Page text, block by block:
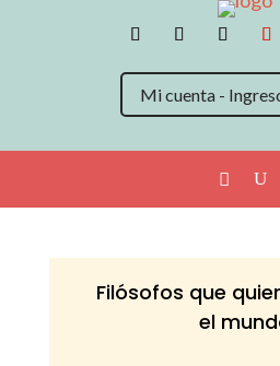
Mi cuenta -
Filósofos que
el